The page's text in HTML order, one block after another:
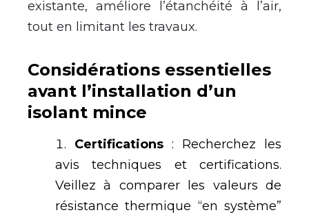
existante, améliore l’étanchéité à l’air,
tout en limitant les travaux.
Considérations essentielles
avant l’installation d’un
isolant mince
Certifications : Recherchez les
avis techniques et certifications.
Veillez à comparer les valeurs de
résistance thermique “en système”